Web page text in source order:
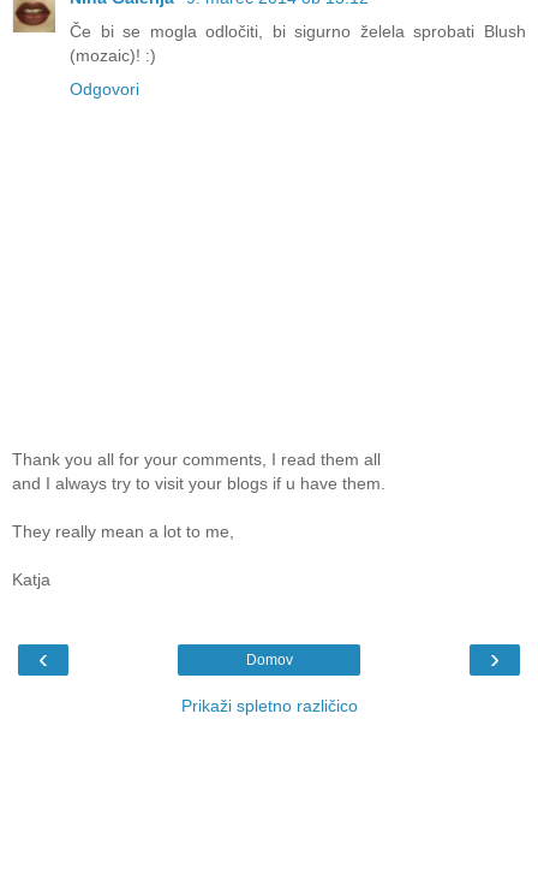
Če bi se mogla odločiti, bi sigurno želela sprobati Blush
(mozaic)! :)
Odgovori
Thank you all for your comments, I read them all
and I always try to visit your blogs if u have them.
They really mean a lot to me,
Katja
‹ ›
Domov
Prikaži spletno različico